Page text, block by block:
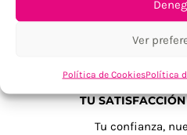
Ver
Política de CookiesPolítica
TU
Tu confianza,